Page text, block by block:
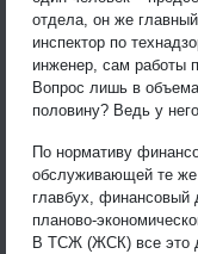
отдела, он же
инспектор по
инженер, сам работы
Вопрос лишь в
половину? Ведь у
По нормативу
обслуживающей те же
главбух, финансовый
планово-
В ТСЖ (ЖСК) все это